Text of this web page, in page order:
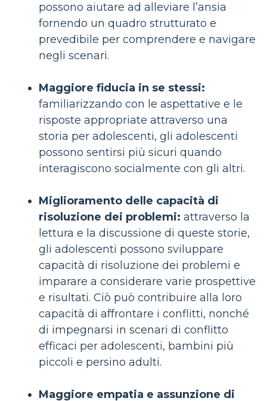
possono aiutare ad alleviare l’ansia
fornendo un quadro strutturato e
prevedibile per comprendere e navigare
negli scenari.
Maggiore fiducia in se stessi:
familiarizzando con le aspettative e le
risposte appropriate attraverso una
storia per adolescenti, gli adolescenti
possono sentirsi più sicuri quando
interagiscono socialmente con gli altri.
Miglioramento delle capacità di
risoluzione dei problemi: attraverso la
lettura e la discussione di queste storie,
gli adolescenti possono sviluppare
capacità di risoluzione dei problemi e
imparare a considerare varie prospettive
e risultati. Ciò può contribuire alla loro
capacità di affrontare i conflitti, nonché
di impegnarsi in scenari di conflitto
efficaci per adolescenti, bambini più
piccoli e persino adulti.
Maggiore empatia e assunzione di